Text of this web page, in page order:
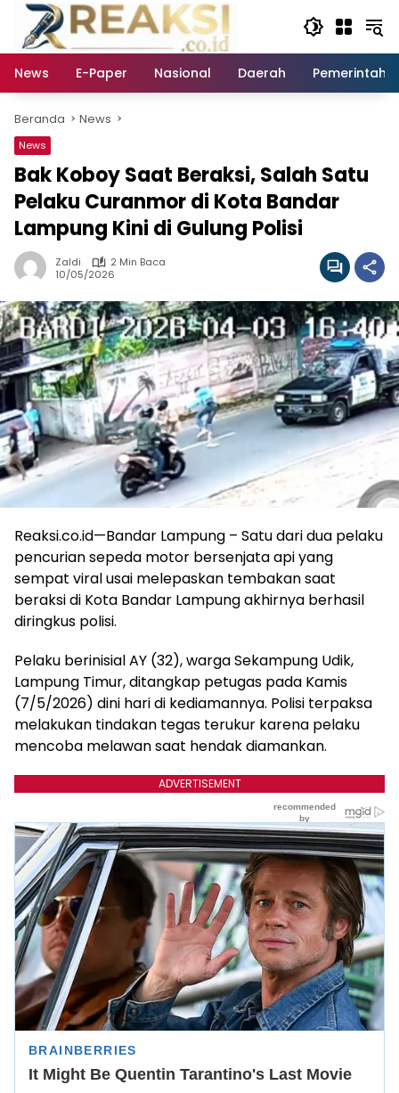
Langsung
konten
News
E-Paper Nasional Daerah
Beranda News
News
Bak Koboy Saat Beraksi, Salah Satu
Pelaku Curanmor di Kota Bandar
Lampung Kini di Gulung Polisi
Zaldi
2 Min Baca
10/05/2026
Reaksi.co.id—Bandar Lampung – Satu dari dua pelaku
pencurian sepeda motor bersenjata api yang
sempat viral usai melepaskan tembakan saat
beraksi di Kota Bandar Lampung akhirnya berhasil
diringkus polisi.
Pelaku berinisial AY (32), warga Sekampung Udik,
Lampung Timur, ditangkap petugas pada Kamis
(7/5/2026) dini hari di kediamannya. Polisi terpaksa
melakukan tindakan tegas terukur karena pelaku
mencoba melawan saat hendak diamankan.
ADVERTISEMENT